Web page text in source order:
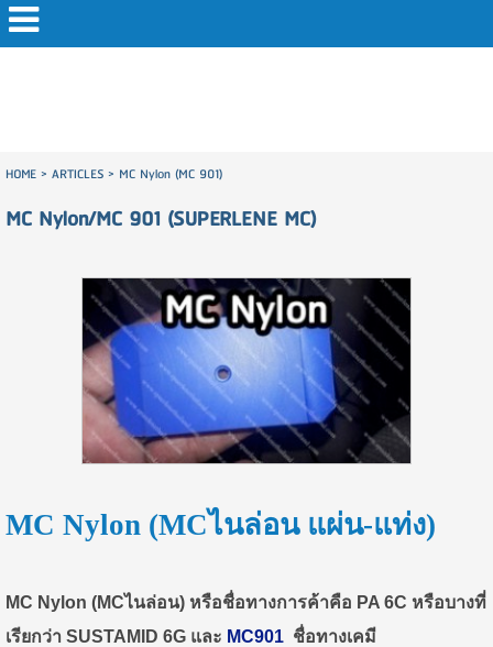
HOME> ARTICLES> MC Nylon (MC 901)
MC Nylon/MC 901 (SUPERLENE MC)
MC Nylon (MCไนล่อน แผ่น-แท่ง)
MC Nylon (MCไนล่อน)หรือชื่อทางการค้าคือ PA 6C หรือบางที่
เรียกว่า SUSTAMID 6Gและ MC901ชื่อทางเคมี